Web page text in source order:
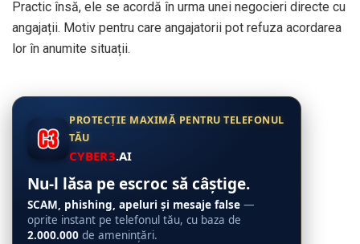
Practic însă, ele se acordă în urma unei negocieri directe cu
angajații. Motiv pentru care angajatorii pot refuza acordarea
lor în anumite situații.
PROTECȚIE MAXIMĂ PENTRU TELEFONUL
TĂU
CYBER3.AI
Nu-l lăsa pe escroc să câștige.
SCAM, phishing, apeluri și mesaje false —
oprite instant pe telefonul tău, cu baza de
2.000.000 de amenințări.